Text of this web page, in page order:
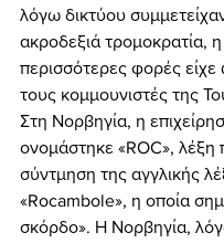
λόγω δικτύου
ακροδεξιά τρομοκρατία, η
περισσότερες φορές
τους κομμουνιστές της
Στη Νορβηγία, η
ονομάστηκε «ROC», λέξη
σύντμηση της αγγλικής
«Rocambole», η οποία
σκόρδο». Η Νορβηγία,